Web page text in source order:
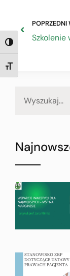
TOGGLE HIGH
TOGGLE FONT
POPRZEDNI